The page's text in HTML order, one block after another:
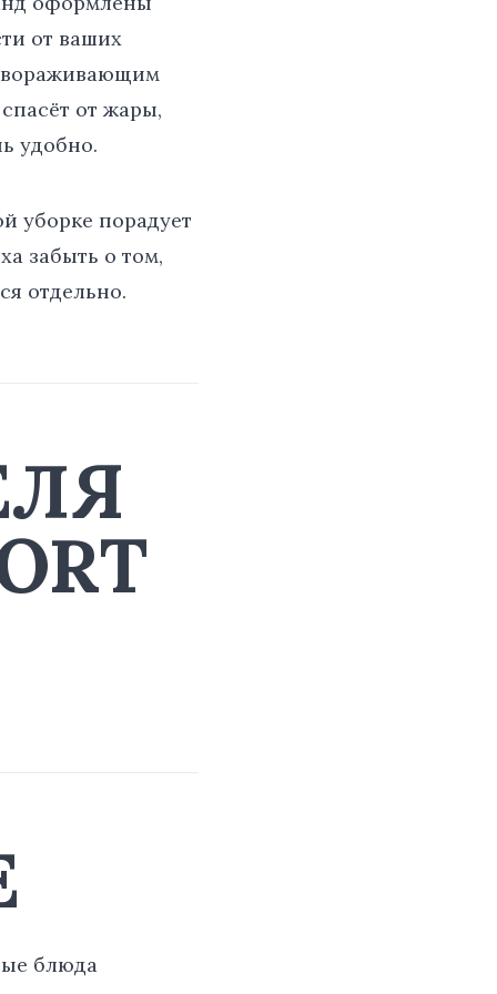
от ваших
от жары,
удобно.
уборке порадует
забыть о том,
отдельно.
блюда